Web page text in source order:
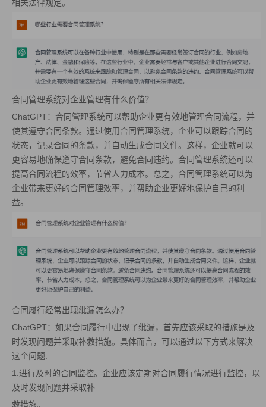
相关法律规定。
合同管理系统对企业管理有什么价值？
ChatGPT：合同管理系统可以帮助企业更有效地管理合同流程，并
使其遵守合同条款。通过使用合同管理系统，企业可以跟踪合同的
状态，记录合同的条款，并自动生成合同文件。这样，企业就可以
更容易地确保遵守合同条款，避免合同违约。合同管理系统还可以
提高合同流程的效率，节省人力成本。总之，合同管理系统可以为
企业带来更好的合同管理效率，并帮助企业更好地保护自己的利
益。
合同履行经常出现纰漏怎么办？
ChatGPT：如果合同履行中出现了纰漏，首先应该采取的措施是及
时发现问题并采取补救措施。具体而言，可以通过以下方式来解决
这个问题:
1.进行及时的合同监控。企业应该定期对合同履行情况进行监控，以
及时发现问题并采取补
救措施。